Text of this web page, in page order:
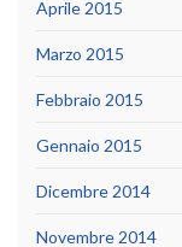
Aprile 2015
Marzo 2015
Febbraio 2015
Gennaio 2015
Dicembre 2014
Novembre 2014